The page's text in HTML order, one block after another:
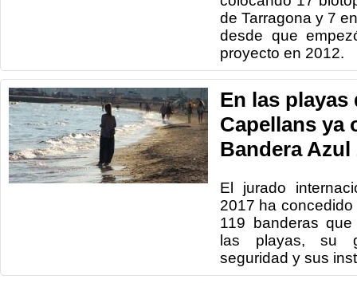
de Tarragona y 7
desde que
proyecto en 2012.
En las playas
Capellans ya
Bandera Azul
El jurado
2017 ha
119 banderas
las playas, su
seguridad y sus